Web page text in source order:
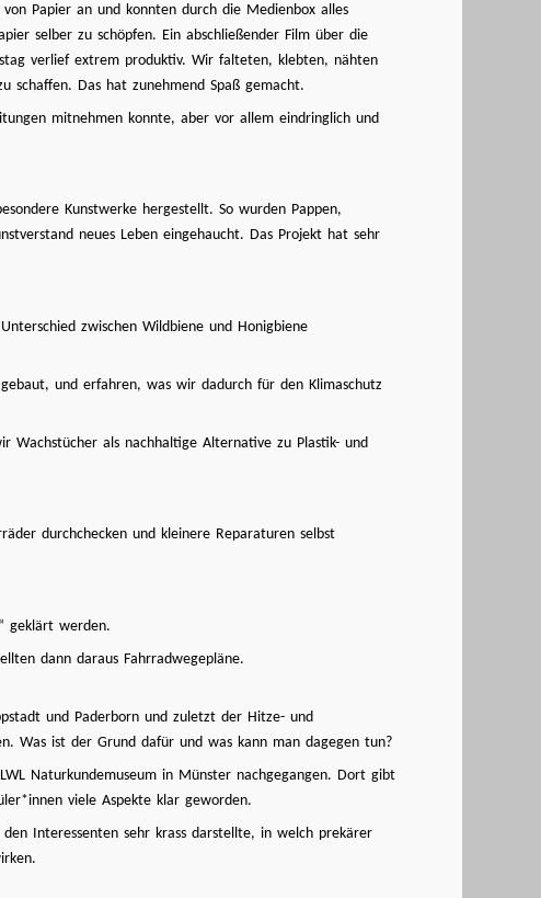
Papier an und konnten durch die Medienbox alles
selber zu schöpfen. Ein abschließender Film über die
verlief extrem produktiv. Wir falteten, klebten, nähten
schaffen. Das hat zunehmend Spaß gemacht.
mitnehmen konnte, aber vor allem eindringlich und
Kunstwerke hergestellt. So wurden Pappen,
neues Leben eingehaucht. Das Projekt hat sehr
zwischen Wildbiene und Honigbiene
und erfahren, was wir dadurch für den Klimaschutz
Wachstücher als nachhaltige Alternative zu Plastik- und
durchchecken und kleinere Reparaturen selbst
geklärt werden.
dann daraus Fahrradwegepläne.
und Paderborn und zuletzt der Hitze- und
Was ist der Grund dafür und was kann man dagegen tun?
Naturkundemuseum in Münster nachgegangen. Dort gibt
viele Aspekte klar geworden.
Interessenten sehr krass darstellte, in welch prekärer